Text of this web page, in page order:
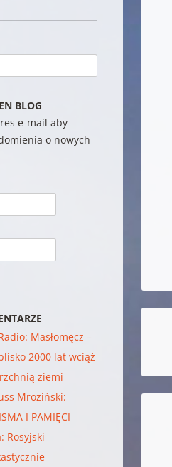
BLOG
e-mail aby
o nowych
Masłomęcz –
2000 lat wciąż
ziemi
Mroziński:
I PAMIĘCI
Rosyjski